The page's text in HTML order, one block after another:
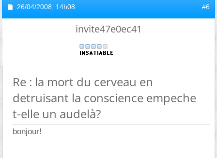
26/04/2008, 14h08 #6
invite47e0ec41
Re : la mort du cerveau en
detruisant la conscience empeche
t-elle un audelà?
bonjour!